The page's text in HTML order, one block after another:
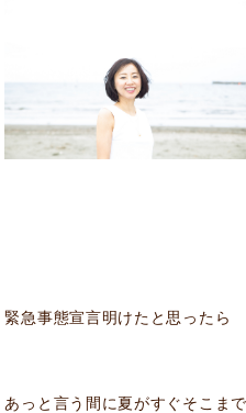
緊急事態宣言明けたと思ったら
あっと言う間に夏がすぐそこまで